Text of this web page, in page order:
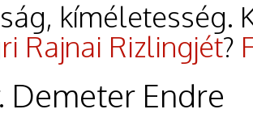
Rajnai Rizlingjét?
Demeter Endre